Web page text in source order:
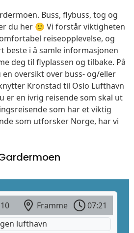
Buss, flybuss, tog og
du her 🙂 Vi forstår viktigheten
reiseopplevelse, og
i å samle informasjonen
deg til flyplassen og tilbake. På
oversikt over buss- og/eller
Kronstad til Oslo Lufthavn
er en ivrig reisende som skal ut
som har et viktig
som utforsker Norge, har vi
Framme
07:21
lufthavn